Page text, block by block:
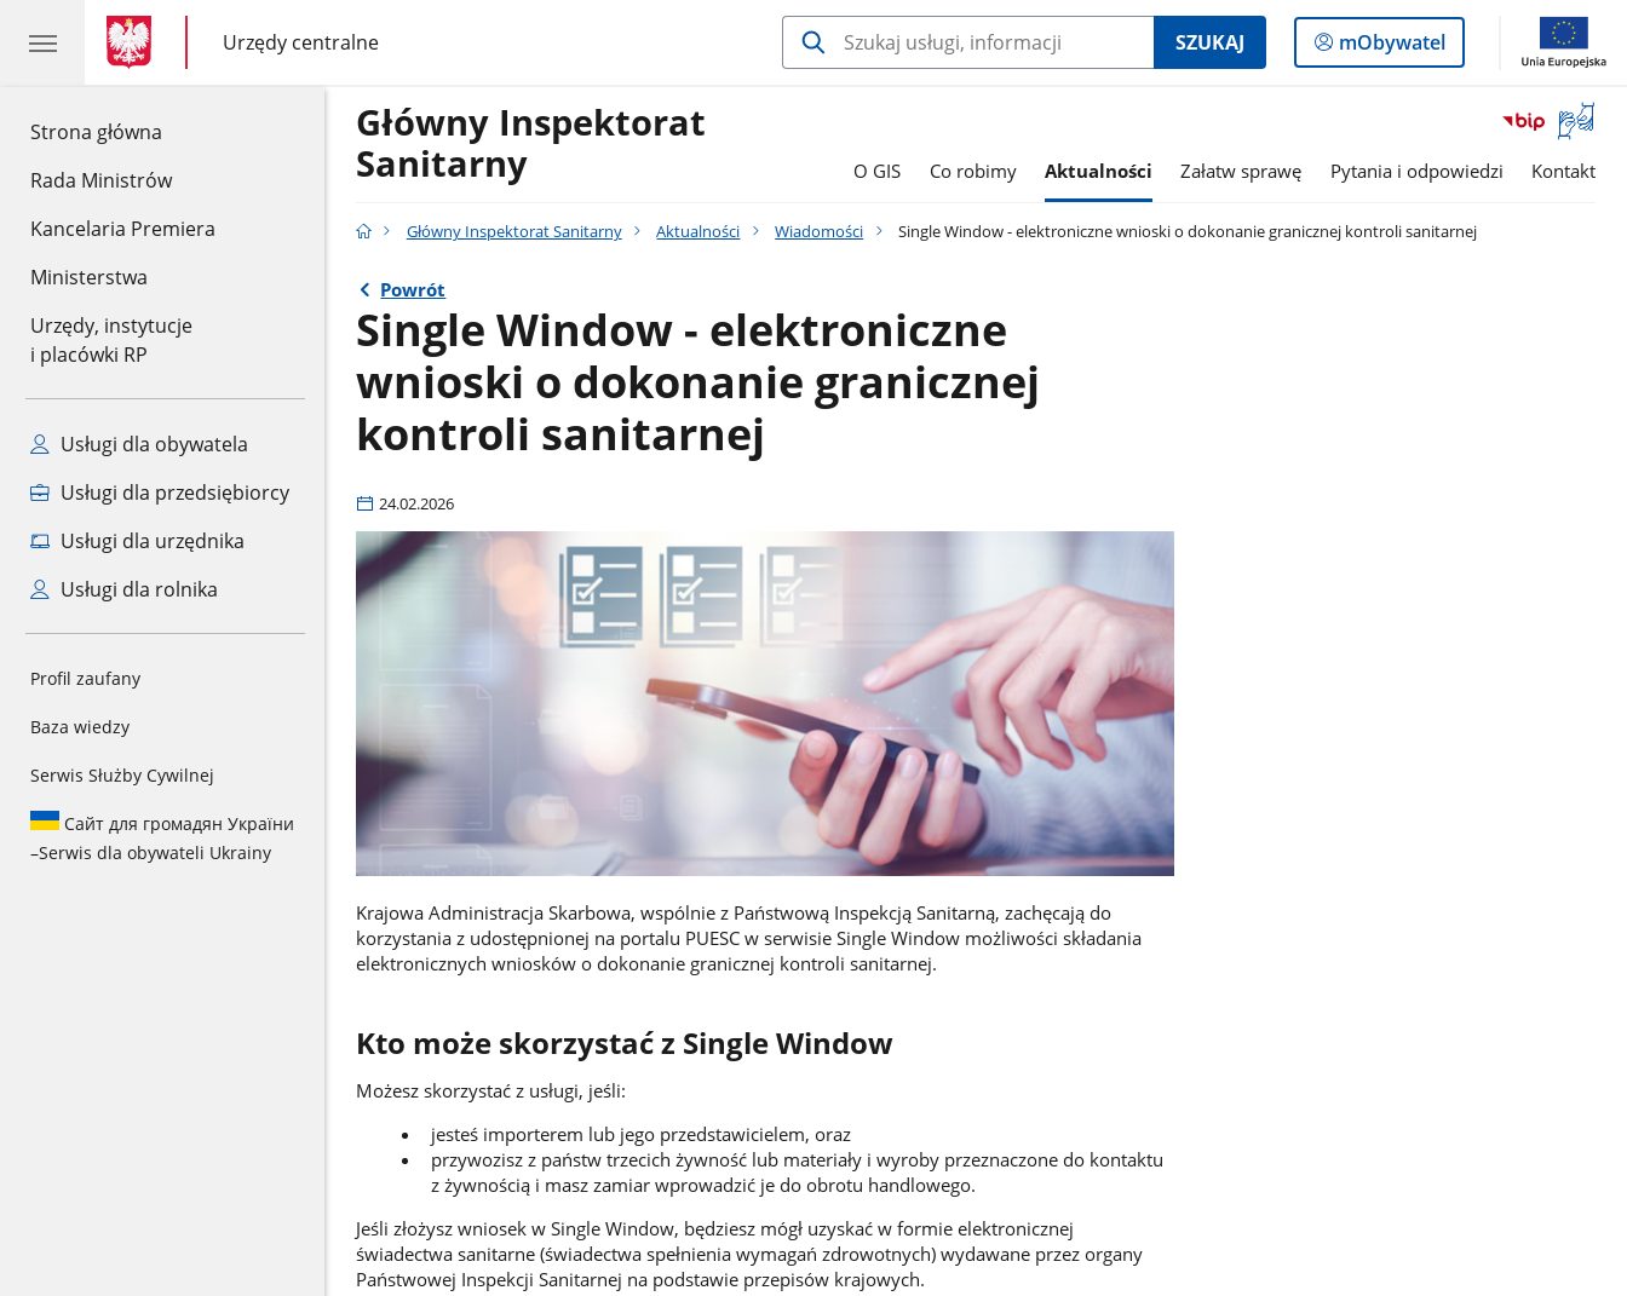
Strona główna
Rada Ministrów
Kancelaria Premiera
Ministerstwa
Urzędy, instytucje
i placówki RP
Usługi dla obywatela
Usługi dla przedsiębiorcy
Usługi dla urzędnika
Usługi dla rolnika
Profil zaufany
Baza wiedzy
Serwis Służby Cywilnej
Сайт для громадян України
–Serwis dla obywateli Ukrainy
gov.pl
gov.pl
Urzędy centralne
gov.pl
Urzędy
centralne
SZUKAJ
Logowanie
do
mObywatel
Otwórz
okno
z
Główny Inspektorat
Sanitarny
O GIS Co robimy Aktualności Załatw sprawę Pytania i odpowiedzi Kontakt
Główny Inspektorat Sanitarny Aktualności Wiadomości Single Window - elektroniczne wnioski o dokonanie granicznej kontroli sanitarnej
Powrót
Single Window - elektroniczne
wnioski o dokonanie granicznej
kontroli sanitarnej
24.02.2026
Krajowa Administracja Skarbowa, wspólnie z Państwową Inspekcją Sanitarną, zachęcają do
korzystania z udostępnionej na portalu PUESC w serwisie Single Window możliwości składania
elektronicznych wniosków o dokonanie granicznej kontroli sanitarnej.
Kto może skorzystać z Single Window
Możesz skorzystać z usługi, jeśli:
jesteś importerem lub jego przedstawicielem, oraz
przywozisz z państw trzecich żywność lub materiały i wyroby przeznaczone do kontaktu
z żywnością i masz zamiar wprowadzić je do obrotu handlowego.
Jeśli złożysz wniosek w Single Window, będziesz mógł uzyskać w formie elektronicznej
świadectwa sanitarne (świadectwa spełnienia wymagań zdrowotnych) wydawane przez organy
Państwowej Inspekcji Sanitarnej na podstawie przepisów krajowych.